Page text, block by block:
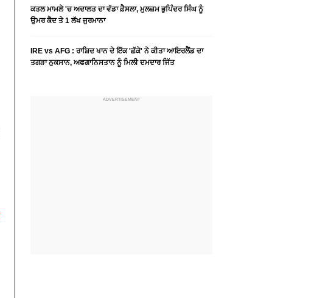
ਕਤਲ ਮਾਮਲੇ 'ਚ ਅਦਾਲਤ ਦਾ ਵੱਡਾ ਫ਼ੈਸਲਾ, ਮੁਲਜ਼ਮ ਭੁਪਿੰਦਰ ਸਿੰਘ ਨੂੰ
ਉਮਰ ਕੈਦ ਤੇ 1 ਲੱਖ ਜੁਰਮਾਨਾ
IRE vs AFG : ਰਾਸ਼ਿਦ ਖਾਨ ਦੇ ਇੱਕ 'ਛੱਕੇ' ਨੇ ਕੀਤਾ ਆਇਰਲੈਂਡ ਦਾ
ਤਗੜਾ ਨੁਕਸਾਨ, ਅਫਗਾਨਿਸਤਾਨ ਨੂੰ ਮਿਲੀ ਦਮਦਾਰ ਜਿੱਤ